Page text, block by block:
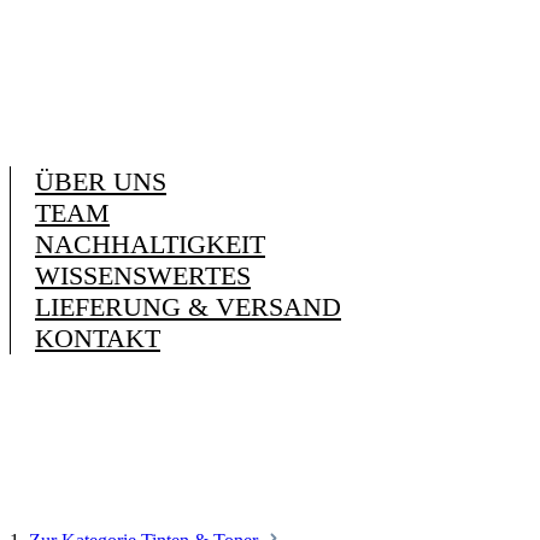
ÜBER UNS
TEAM
NACHHALTIGKEIT
WISSENSWERTES
LIEFERUNG & VERSAND
KONTAKT